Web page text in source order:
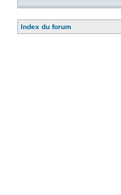
Index du forum